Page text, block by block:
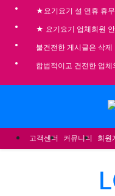
★요기요기 설 연휴 휴
★ 요기요기 업체회원
불건전한 게시글은 삭
합법적이고 건전한 업
고객센터 커뮤니티 회원